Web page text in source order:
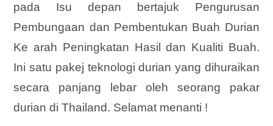
pada Isu depan bertajuk Pengurusan
Pembungaan dan Pembentukan Buah Durian
Ke arah Peningkatan Hasil dan Kualiti Buah.
Ini satu pakej teknologi durian yang dihuraikan
secara panjang lebar oleh seorang pakar
durian di Thailand. Selamat menanti !